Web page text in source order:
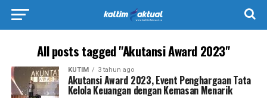
All posts tagged "Akutansi Award 2023"
KUTIM 3 tahun ago
Akutansi Award 2023, Event Penghargaan Tata
Kelola Keuangan dengan Kemasan Menarik